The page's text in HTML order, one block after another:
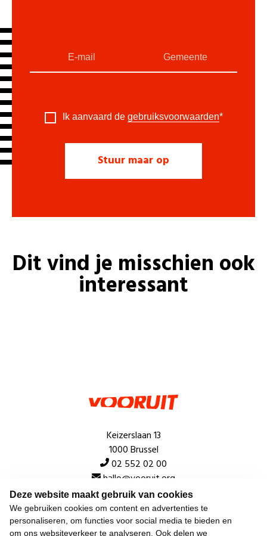
Deze website maakt gebruik van cookies
We gebruiken cookies om content en advertenties te
personaliseren, om functies voor social media te bieden en
om ons websiteverkeer te analyseren. Ook delen we
Ik aanvaard de gebruiksvoorwaarden*
Dit vind je misschien ook
interessant
Keizerslaan 13
1000 Brussel
02 552 02 00
hallo@vooruit.org
Snel